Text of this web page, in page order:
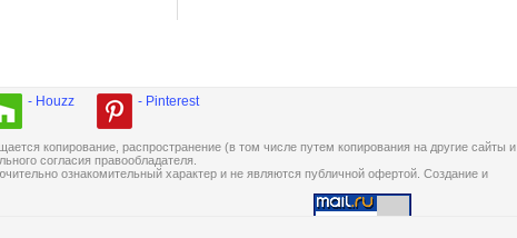
- Houzz - Pinterest
копирование, распространение (в том числе путем копирования на другие сайты и
согласия правообладателя.
ознакомительный характер и не являются публичной офертой. Создание и